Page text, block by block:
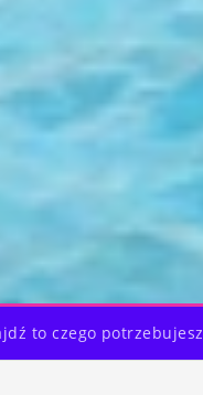
to czego potrzebujesz